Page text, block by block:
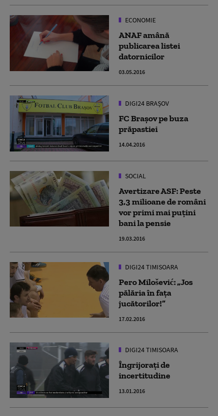
ECONOMIE
ANAF amână
publicarea listei
datornicilor
03.05.2016
DIGI24 BRAȘOV
FC Braşov pe buza
prăpastiei
14.04.2016
SOCIAL
Avertizare ASF: Peste
3,3 milioane de români
vor primi mai puţini
bani la pensie
19.03.2016
DIGI24 TIMISOARA
Pero Milošević: „Jos
pălăria în fața
jucătorilor!”
17.02.2016
DIGI24 TIMISOARA
Îngrijorați de
incertitudine
13.01.2016